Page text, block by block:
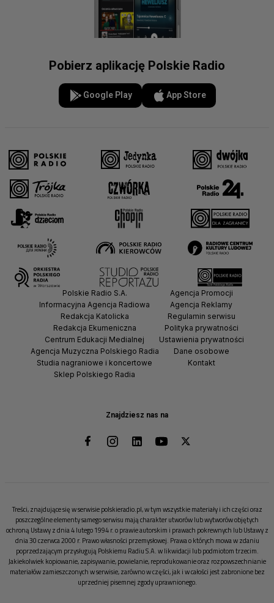
Pobierz aplikację Polskie Radio
Google Play App Store
Znajdziesz nas na
Polskie Radio S.A.
Informacyjna Agencja Radiowa
Redakcja Katolicka
Redakcja Ekumeniczna
Centrum Edukacji Medialnej
Agencja Muzyczna Polskiego Radia
Studia nagraniowe i koncertowe
Sklep Polskiego Radia
Agencja Promocji
Agencja Reklamy
Regulamin serwisu
Polityka prywatności
Ustawienia prywatności
Dane osobowe
Kontakt
Treści, znajdujące się w serwisie polskieradio.pl, w tym wszystkie materiały i ich części oraz
poszczególne elementy samego serwisu mają charakter utworów lub wytworów objętych
ochroną Ustawy z dnia 4 lutego 1994 r. o prawie autorskim i prawach pokrewnych lub Ustawy z
dnia 30 czerwca 2000 r. Prawo własności przemysłowej. Prawa o których mowa w zdaniu
poprzedzającym przysługują Polskiemu Radiu S.A. w likwidacji lub podmiotom trzecim.
Jakiekolwiek kopiowanie, zapisywanie, powielanie, reprodukowanie oraz rozpowszechnianie
materiałów zamieszczonych w serwisie, zarówno w części, jak i w całości jest zabronione bez
uprzedniej pisemnej zgody uprawnionego.